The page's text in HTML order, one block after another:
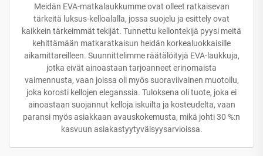
Meidän EVA-matkalaukkumme ovat olleet ratkaisevan
tärkeitä luksus-kelloalalla, jossa suojelu ja esittely ovat
kaikkein tärkeimmät tekijät. Tunnettu kellontekijä pyysi meitä
kehittämään matkaratkaisun heidän korkealuokkaisille
aikamittareilleen. Suunnittelimme räätälöityjä EVA-laukkuja,
jotka eivät ainoastaan tarjoanneet erinomaista
vaimennusta, vaan joissa oli myös suoraviivainen muotoilu,
joka korosti kellojen eleganssia. Tuloksena oli tuote, joka ei
ainoastaan suojannut kelloja iskuilta ja kosteudelta, vaan
paransi myös asiakkaan avauskokemusta, mikä johti 30 %:n
kasvuun asiakastyytyväisyysarvioissa.